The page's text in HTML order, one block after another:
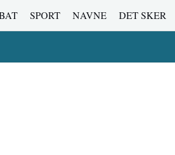
SPORT NAVNE DET SKER